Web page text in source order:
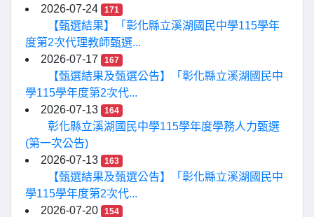
2026-07-24
171
【甄選結果】「彰化縣立溪湖國民中學115學年
度第2次代理教師甄選...
2026-07-17
167
【甄選結果及甄選公告】「彰化縣立溪湖國民中
學115學年度第2次代...
2026-07-13
164
彰化縣立溪湖國民中學115學年度學務人力甄選
(第一次公告)
2026-07-13
163
【甄選結果及甄選公告】「彰化縣立溪湖國民中
學115學年度第2次代...
2026-07-20
154